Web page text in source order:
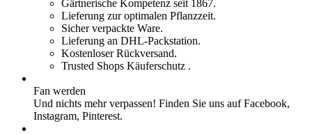
NEU
Saatschalen - Köstliches Herbs ...
18,49 €
Weiß-Roter Tulpenmix
NEU
Zierlauch White Giant
3,99 €
Gärtnerische Kompetenz seit 1867.
Lieferung zur optimalen Pflanzzeit.
Sicher verpackte Ware.
Lieferung an DHL-Packstation.
Kostenloser Rückversand.
Trusted Shops Käuferschutz .
Fan werden
Und nichts mehr verpassen! Finden Sie uns aufFacebook,
Instagram, Pinterest.